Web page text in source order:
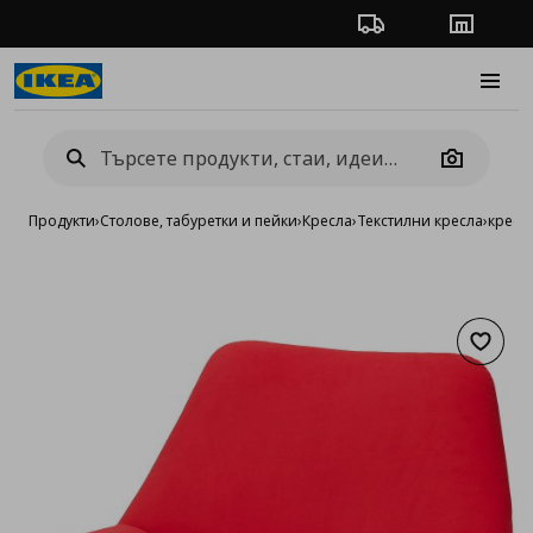
Проследяване на
Camera
Продукти›Столове, табуретки и пейки›Кресла›Текстилни кресла›